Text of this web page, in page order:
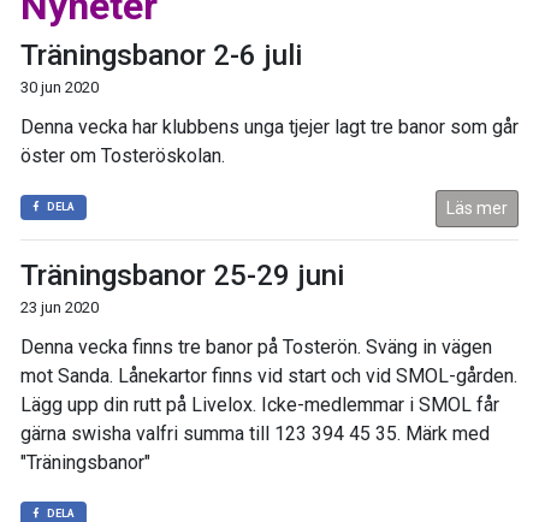
Träningsbanor 2-6 juli
30 jun 2020
Denna vecka har klubbens unga tjejer lagt tre banor som går
öster om Tosteröskolan.
DELA Läs mer
Träningsbanor 25-29 juni
23 jun 2020
Denna vecka finns tre banor på Tosterön. Sväng in vägen
mot Sanda. Lånekartor finns vid start och vid SMOL-gården.
Lägg upp din rutt på Livelox. Icke-medlemmar i SMOL får
gärna swisha valfri summa till 123 394 45 35. Märk med
"Träningsbanor"
DELA